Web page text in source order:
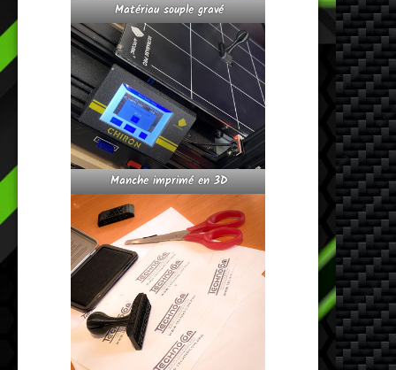
Matériau souple gravé
Manche imprimé en 3D